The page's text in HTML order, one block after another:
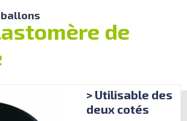
de
> Utilisable des
deux cotés